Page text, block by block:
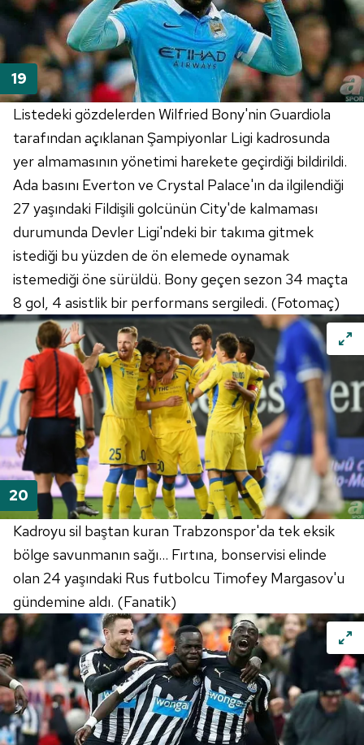
Listedeki gözdelerden Wilfried Bony'nin Guardiola
tarafından açıklanan Şampiyonlar Ligi kadrosunda
yer almamasının yönetimi harekete geçirdiği bildirildi.
Ada basını Everton ve Crystal Palace'ın da ilgilendiği
27 yaşındaki Fildişili golcünün City'de kalmaması
durumunda Devler Ligi'ndeki bir takıma gitmek
istediği bu yüzden de ön elemede oynamak
istemediği öne sürüldü. Bony geçen sezon 34 maçta
8 gol, 4 asistlik bir performans sergiledi. (Fotomaç)
Kadroyu sil baştan kuran Trabzonspor'da tek eksik
bölge savunmanın sağı... Fırtına, bonservisi elinde
olan 24 yaşındaki Rus futbolcu Timofey Margasov'u
gündemine aldı. (Fanatik)